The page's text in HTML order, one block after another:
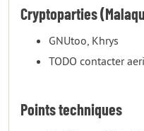
Cryptoparties
GNUtoo, Khrys
TODO contacter
Points techniques